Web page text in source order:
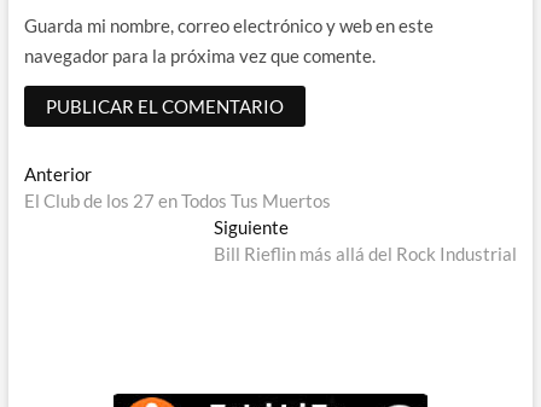
Guarda mi nombre, correo electrónico y web en este
navegador para la próxima vez que comente.
Navegación
de
AnteriorEntrada
anterior:
El Club de los 27 en Todos Tus Muertos
SiguienteEntrada
siguiente:
Bill Rieflin más allá del Rock Industrial